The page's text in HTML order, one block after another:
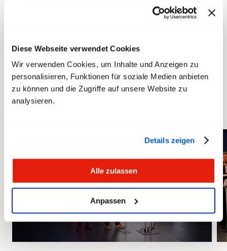
Diese Webseite verwendet Cookies
Wir verwenden Cookies, um Inhalte und Anzeigen zu
personalisieren, Funktionen für soziale Medien anbieten
zu können und die Zugriffe auf unsere Website zu
analysieren.
Details zeigen
Alle zulassen
Anpassen
Lohngleichheit bei PostAuto, das grosses
Interesse bei den Delegierten weckte. Der
geleistet wurde, um den neuen GAV Post CH und
die weiteren Verträge, die 2025 in Kraft treten,
zu erreichen. Ausserdem bestätigte der
Kongress das Rahmenmandat für die
Lohnverhandlungen 2025.